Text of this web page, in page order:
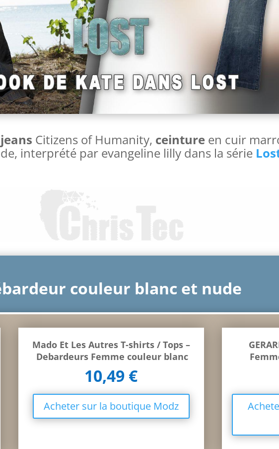
jeans Citizens of Humanity, ceinture en cuir
interprété par evangeline lilly dans la série
couleur blanc et nude
Mado Et Les Autres T-shirts / Tops –
Debardeurs Femme couleur blanc
10,49 €
Acheter sur la boutique Modz